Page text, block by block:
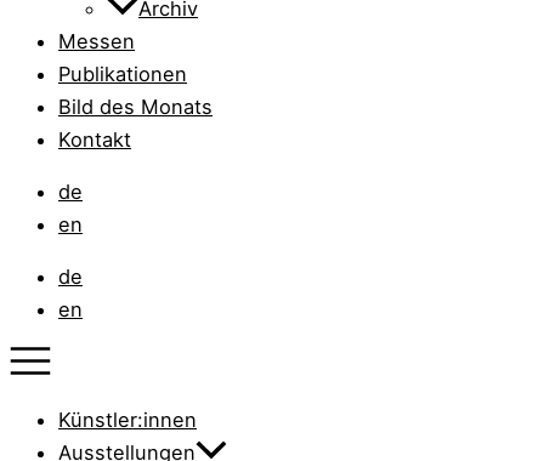
Archiv
Messen
Publikationen
Bild des Monats
Kontakt
de
en
de
en
Künstler:innen
Ausstellungen